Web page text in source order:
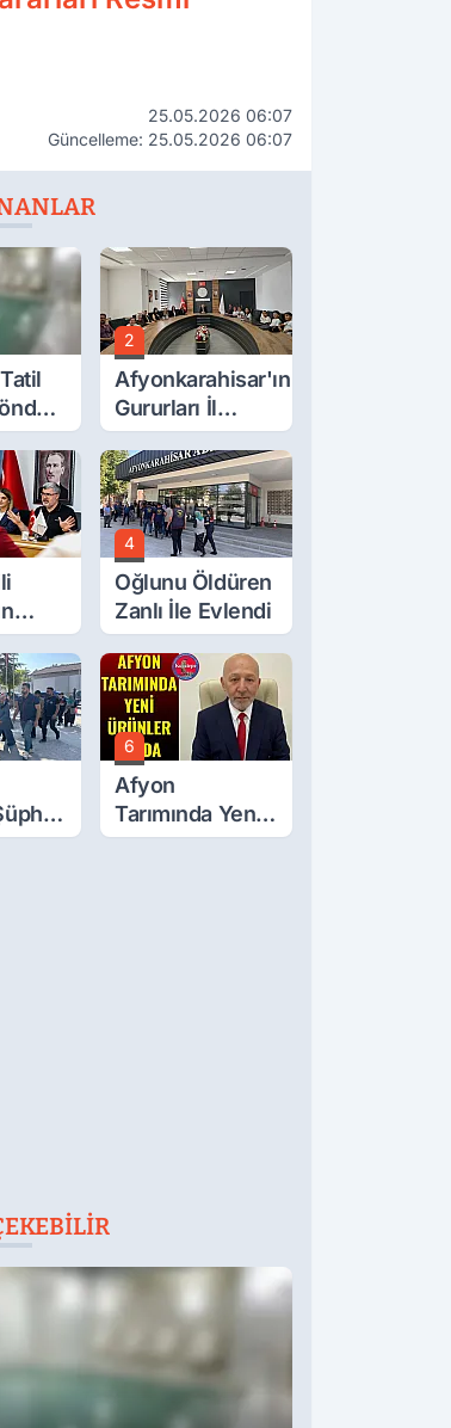
25.05.2026 06:07
Güncelleme: 25.05.2026 06:07
2
Afyonkarahisar'ın
Gururları İl
Müdürüyle
Buluştu
4
Oğlunu Öldüren
Zanlı İle Evlendi
6
Afyon
Tarımında Yeni
Ürünler Yolda